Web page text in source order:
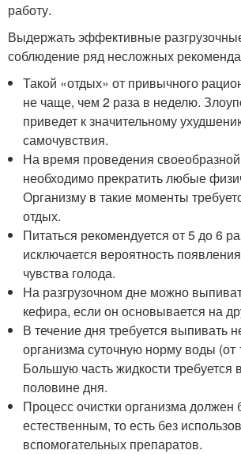
работу.
Выдержать эффективные
соблюдение ряд несложных
Такой «отдых» от привычного
не чаще, чем 2 раза в неделю.
приведет к значительному
самочувствия.
На время проведения
необходимо прекратить любые
Организму в такие моменты
отдых.
Питаться рекомендуется от 5 до 6
исключается вероятность
чувства голода.
На разгрузочном дне можно
кефира, если он основывается на
В течение дня требуется выпивать
организма суточную норму воды (от
Большую часть жидкости требуется
половине дня.
Процесс очистки организма должен
естественным, то есть без
вспомогательных препаратов.